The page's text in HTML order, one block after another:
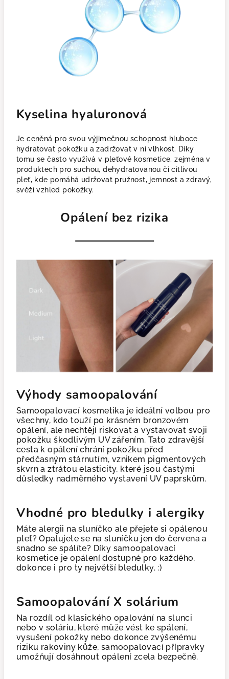
Kyselina hyaluronová
Je ceněná pro svou výjimečnou schopnost hluboce
hydratovat pokožku a zadržovat v ní vlhkost. Díky
tomu se často využívá v pleťové kosmetice, zejména v
produktech pro suchou, dehydratovanou či citlivou
pleť, kde pomáhá udržovat pružnost, jemnost a zdravý,
svěží vzhled pokožky.
Opálení bez rizika
Výhody samoopalování
Samoopalovací kosmetika je ideální volbou pro
všechny, kdo touží po krásném bronzovém
opálení, ale nechtějí riskovat a vystavovat svoji
pokožku škodlivým UV zářením. Tato zdravější
cesta k opálení chrání pokožku před
předčasným stárnutím, vznikem pigmentových
skvrn a ztrátou elasticity, které jsou častými
důsledky nadměrného vystavení UV paprskům.
Vhodné pro bledulky i alergiky
Máte alergii na sluníčko ale přejete si opálenou
pleť? Opalujete se na sluníčku jen do červena a
snadno se spálíte? Díky samoopalovací
kosmetice je opálení dostupné pro každého,
dokonce i pro ty největší bledulky. :)
Samoopalování X solárium
Na rozdíl od klasického opalování na slunci
nebo v soláriu, které může vést ke spálení,
vysušení pokožky nebo dokonce zvýšenému
riziku rakoviny kůže, samoopalovací přípravky
umožňují dosáhnout opálení zcela bezpečně.